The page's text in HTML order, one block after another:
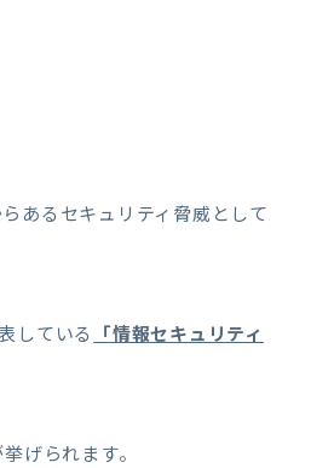
あるセキュリティ脅威として
している
「情報セキュリティ
げられます。